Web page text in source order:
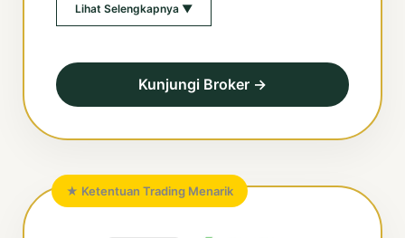
Lihat Selengkapnya ▼
Kunjungi Broker →
★ Ketentuan Trading Menarik